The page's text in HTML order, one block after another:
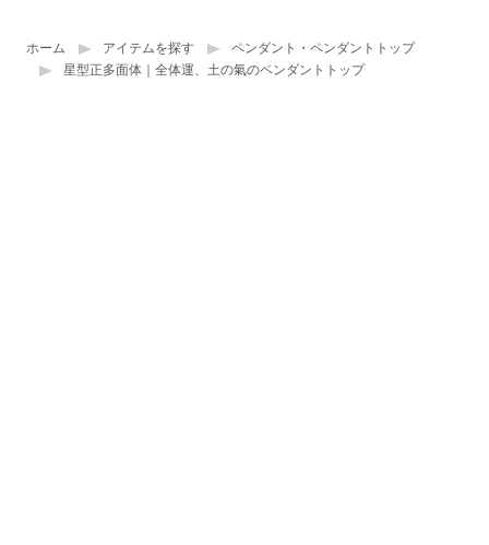
ホーム アイテムを探す
ペンダント・ペンダントトップ
星型正多面体｜全体運、土の氣のペンダントトップ